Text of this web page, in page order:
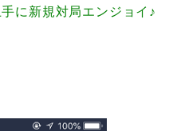
に新規対局エンジョイ♪